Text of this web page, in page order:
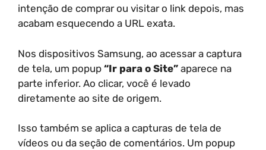
intenção de comprar ou visitar o link depois, mas
acabam esquecendo a URL exata.
Nos dispositivos Samsung, ao acessar a captura
de tela, um popup “Ir para o Site” aparece na
parte inferior. Ao clicar, você é levado
diretamente ao site de origem.
Isso também se aplica a capturas de tela de
vídeos ou da seção de comentários. Um popup